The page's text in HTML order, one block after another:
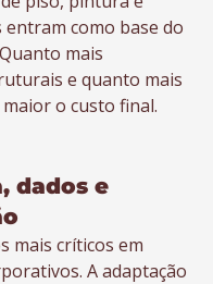
como base do
mais
e quanto mais
o custo final.
dados e
mais críticos em
A adaptação